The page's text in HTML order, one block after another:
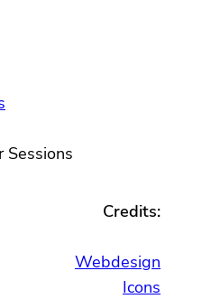
Credits:
Webdesign
Icons